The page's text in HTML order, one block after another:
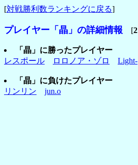
[対戦勝利数ランキングに戻る]
プレイヤー「晶」の詳細情報 [2
「晶」に勝ったプレイヤー
レスポール
ロロノア・ゾロ Light-
「晶」に負けたプレイヤー
リンリン
jun.o